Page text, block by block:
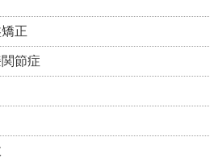
正
節症